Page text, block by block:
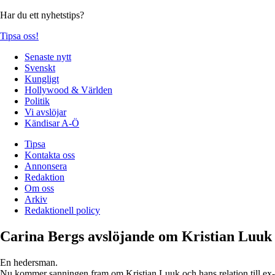
Har du ett nyhetstips?
Tipsa oss!
Senaste nytt
Svenskt
Kungligt
Hollywood & Världen
Politik
Vi avslöjar
Kändisar A-Ö
Tipsa
Kontakta oss
Annonsera
Redaktion
Om oss
Arkiv
Redaktionell policy
Carina Bergs avslöjande om Kristian Luuk
En hedersman.